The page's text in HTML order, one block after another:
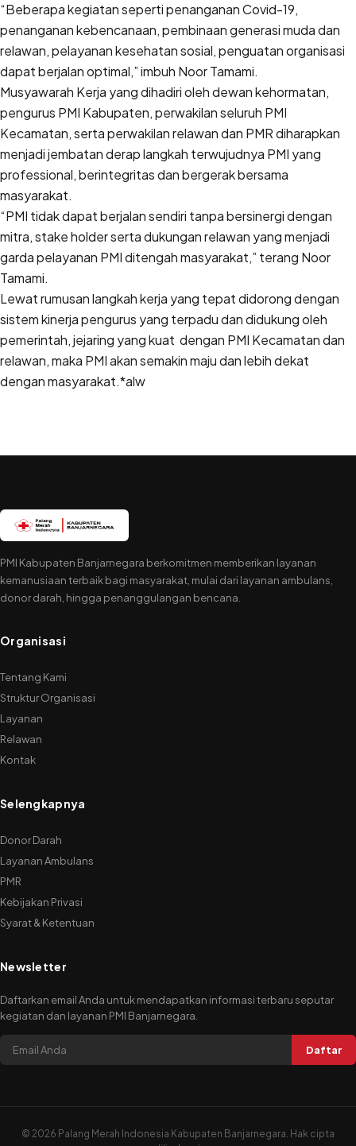
“Beberapa kegiatan seperti penanganan Covid-19,
penanganan kebencanaan, pembinaan generasi muda dan
relawan, pelayanan kesehatan sosial, penguatan organisasi
dapat berjalan optimal,” imbuh Noor Tamami.
Musyawarah Kerja yang dihadiri oleh dewan kehormatan,
pengurus PMI Kabupaten, perwakilan seluruh PMI
Kecamatan, serta perwakilan relawan dan PMR diharapkan
menjadi jembatan derap langkah terwujudnya PMI yang
professional, berintegritas dan bergerak bersama
masyarakat.
“PMI tidak dapat berjalan sendiri tanpa bersinergi dengan
mitra, stake holder serta dukungan relawan yang menjadi
garda pelayanan PMI ditengah masyarakat,” terang Noor
Tamami.
Lewat rumusan langkah kerja yang tepat didorong dengan
sistem kinerja pengurus yang terpadu dan didukung oleh
pemerintah, jejaring yang kuat dengan PMI Kecamatan dan
relawan, maka PMI akan semakin maju dan lebih dekat
dengan masyarakat.*alw
PMI Kabupaten Banjarnegara berkomitmen memberikan layanan
kemanusiaan terbaik bagi masyarakat, mulai dari layanan ambulans,
donor darah, hingga penanggulangan bencana.
Organisasi
Tentang Kami
Struktur Organisasi
Layanan
Relawan
Kontak
Selengkapnya
Donor Darah
Layanan Ambulans
PMR
Kebijakan Privasi
Syarat & Ketentuan
Newsletter
Daftarkan email Anda untuk mendapatkan informasi terbaru seputar
kegiatan dan layanan PMI Banjarnegara.
Daftar
© 2026 Palang Merah Indonesia Kabupaten Banjarnegara. Hak cipta